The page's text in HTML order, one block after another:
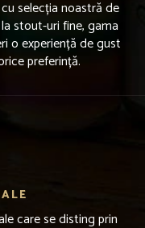
selecția noastră de
stout-uri fine, gama
o experiență de gust
preferință.
care se disting prin